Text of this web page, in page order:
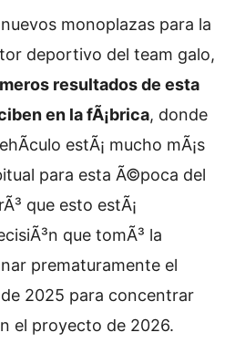
monoplazas para la
deportivo del team galo,
resultados de esta
en la fÃ¡brica, donde
estÃ¡ mucho mÃ¡s
para esta Ã©poca del
que esto estÃ¡
que tomÃ³ la
prematuramente el
2025 para concentrar
el proyecto de 2026.